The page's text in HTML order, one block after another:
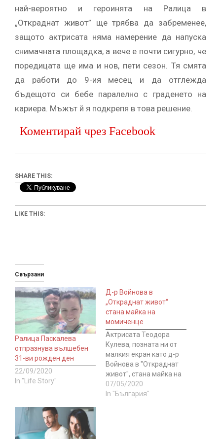
най-вероятно и героинята на Ралица в
„Откраднат живот” ще трябва да забременее,
защото актрисата няма намерение да напуска
снимачната площадка, а вече е почти сигурно, че
поредицата ще има и нов, пети сезон. Тя смята
да работи до 9-ия месец и да отглежда
бъдещото си бебе паралелно с граденето на
кариера. Мъжът й я подкрепя в това решение.
Коментирай чрез Facebook
SHARE THIS:
LIKE THIS:
Свързани
Ралица Паскалева
отпразнува вълшебен
31-ви рожден ден
22/09/2020
In "Life Story"
Д-р Войнова в
„Откраднат живот“
стана майка на
момиченце
Актрисата Теодора
Кулева, позната ни от
малкия екран като д-р
Войнова в "Откраднат
живот", стана майка на
момиченце. С новината
се похвали самата тя,
07/05/2020
In "България"